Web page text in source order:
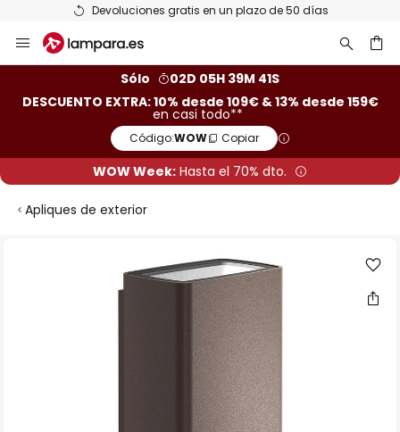
Devoluciones gratis en un plazo de 50 días
al
Sólo
02D 05H 39M 40S
DESCUENTO EXTRA: 10% desde 109€ & 13% desde 159€
en casi todo**
Código:WOW Copiar
WOW Week: Hasta el 70% dto.
Apliques de exterior